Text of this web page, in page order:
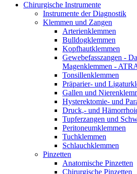
Chirurgische Instrumente
Instrumente der Diagnostik
Klemmen und Zangen
Arterienklemmen
Bulldogklemmen
Kopfhautklemmen
Gewebefasszangen -
Magenklemmen -
Tonsillenklemmen
Präparier- und
Gallen und
Hysterektomie- und
Druck,- und
Tupferzangen und
Peritoneumklemmen
Tuchklemmen
Schlauchklemmen
Pinzetten
Anatomische Pinzetten
Chirurgische Pinzetten